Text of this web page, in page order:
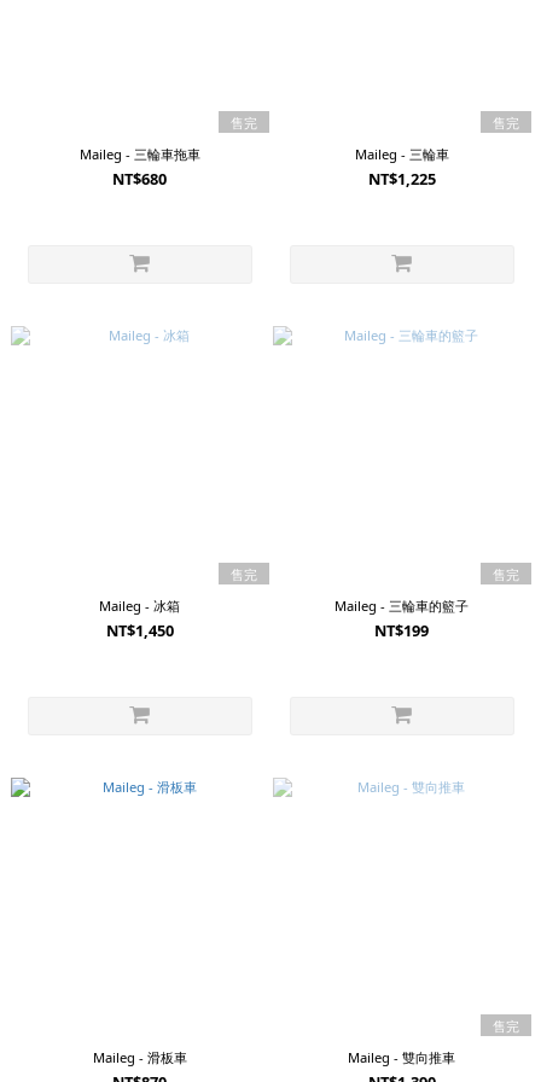
售完
Maileg - 三輪車拖車
NT$680
售完
Maileg - 三輪車
NT$1,225
售完
Maileg - 冰箱
NT$1,450
售完
Maileg - 三輪車的籃子
NT$199
Maileg - 滑板車
售完
Maileg - 雙向推車